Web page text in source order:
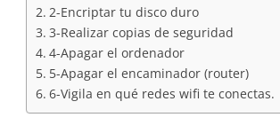
2-Encriptar tu disco duro
3-Realizar copias de seguridad
4-Apagar el ordenador
5-Apagar el encaminador (router)
6-Vigila en qué redes wifi te conectas.